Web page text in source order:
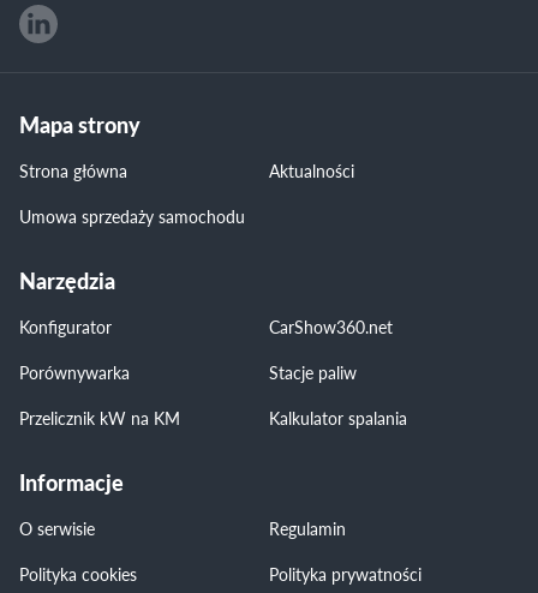
Mapa strony
Strona główna
Aktualności
Umowa sprzedaży samochodu
Narzędzia
Konfigurator
CarShow360.net
Porównywarka
Stacje paliw
Przelicznik kW na KM
Kalkulator spalania
Informacje
O serwisie
Regulamin
Polityka cookies
Polityka prywatności